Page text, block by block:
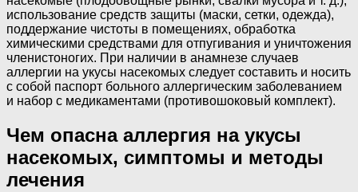
использование средств защиты (маски, сетки, одежда),
поддержание чистоты в помещениях, обработка
химическими средствами для отпугивания и уничтожения
членистоногих. При наличии в анамнезе случаев
аллергии на укусы насекомых следует составить и носить
с собой паспорт больного аллергическим заболеванием
и набор с медикаментами (противошоковый комплект).
Чем опасна аллергия на укусы
насекомых, симптомы и методы
лечения